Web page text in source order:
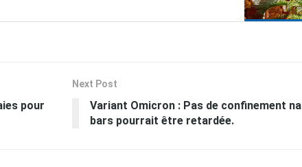
pour
Next Post
Variant Omicron : Pas de confinement
bars pourrait être retardée.